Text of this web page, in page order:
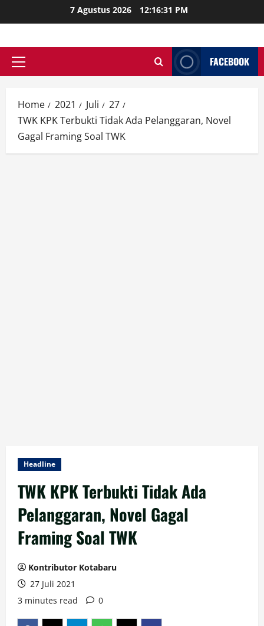
to
7 Agustus 2026 12:16:32 PM
Primary
FACEBOOK
Home 2021 Juli
27
TWK KPK Terbukti Tidak Ada Pelanggaran, Novel
Gagal Framing Soal TWK
Headline
TWK KPK Terbukti Tidak Ada
Pelanggaran, Novel Gagal
Framing Soal TWK
Kontributor Kotabaru
27 Juli 2021
3 minutes read
0